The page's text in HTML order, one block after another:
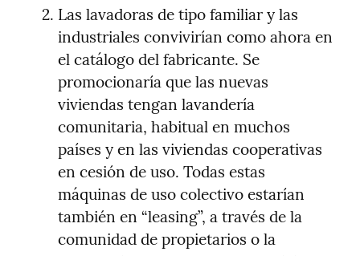
Las lavadoras de tipo familiar y las
industriales convivirían como ahora en
el catálogo del fabricante. Se
promocionaría que las nuevas
viviendas tengan lavandería
comunitaria, habitual en muchos
países y en las viviendas cooperativas
en cesión de uso. Todas estas
máquinas de uso colectivo estarían
también en “leasing”, a través de la
comunidad de propietarios o la